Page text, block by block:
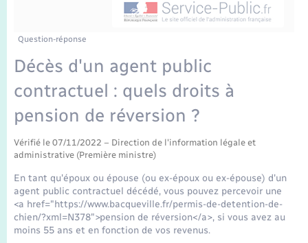
Etat-civil - Papiers - Citoyenneté
Mariage – PACS
Parrainage civil
Recensement
Logement - Urbanisme
Loisirs
Nouvel habitant
Numérique
Organisation d’événement
Transports scolaires
Travaux - Autorisation d’occupation de l’espace
Compétences
Plan interactif
Présentation de la commune
Publications
La Communauté de communes
Question-réponse
Décès d'un agent public
contractuel : quels droits à
pension de réversion ?
Vérifié le 07/11/2022 – Direction de l'information légale et
administrative (Première ministre)
En tant qu'époux ou épouse (ou ex-époux ou ex-épouse) d'un
agent public contractuel décédé, vous pouvez percevoir une
<a href="https://www.bacqueville.fr/permis-de-detention-de-
chien/?xml=N378">pension de réversion</a>, si vous avez au
moins 55 ans et en fonction de vos revenus.